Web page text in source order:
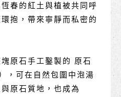
春的紅土與植被共同呼
抱，帶來寧靜而私密的
原石手工鑿製的 原石
，可在自然包圍中泡湯
原石質地，也成為